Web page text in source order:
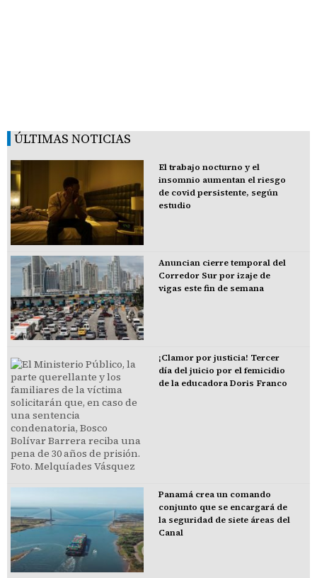
ÚLTIMAS NOTICIAS
El trabajo nocturno y el
insomnio aumentan el riesgo
de covid persistente, según
estudio
Anuncian cierre temporal del
Corredor Sur por izaje de
vigas este fin de semana
¡Clamor por justicia! Tercer
día del juicio por el femicidio
de la educadora Doris Franco
Panamá crea un comando
conjunto que se encargará de
la seguridad de siete áreas del
Canal